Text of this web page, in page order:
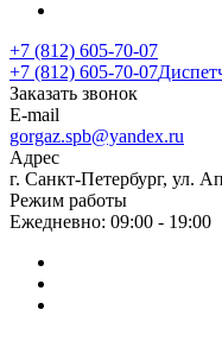
+7 (812) 605-70-07
+7 (812) 605-70-07
Заказать звонок
E-mail
gorgaz.spb@yandex.ru
Адрес
г. Санкт-Петербург, ул.
Режим работы
Ежедневно: 09:00 - 19:00